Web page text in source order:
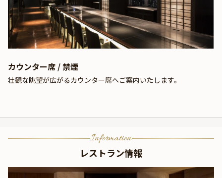
カウンター席 / 禁煙
壮観な眺望が広がるカウンター席へご案内いたします。
Information
レストラン情報